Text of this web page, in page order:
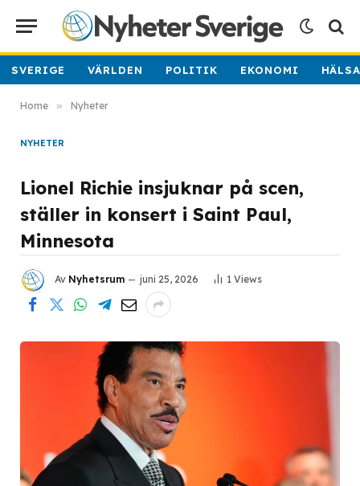
SVERIGE VÄRLDEN POLITIK EKONOMI
Home » Nyheter
NYHETER
Lionel Richie insjuknar på scen,
ställer in konsert i Saint Paul,
Minnesota
Av Nyhetsrum juni 25, 2026 1 Views